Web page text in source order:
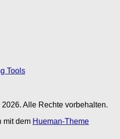
Tools
Alle Rechte vorbehalten.
mit dem Hueman-Theme